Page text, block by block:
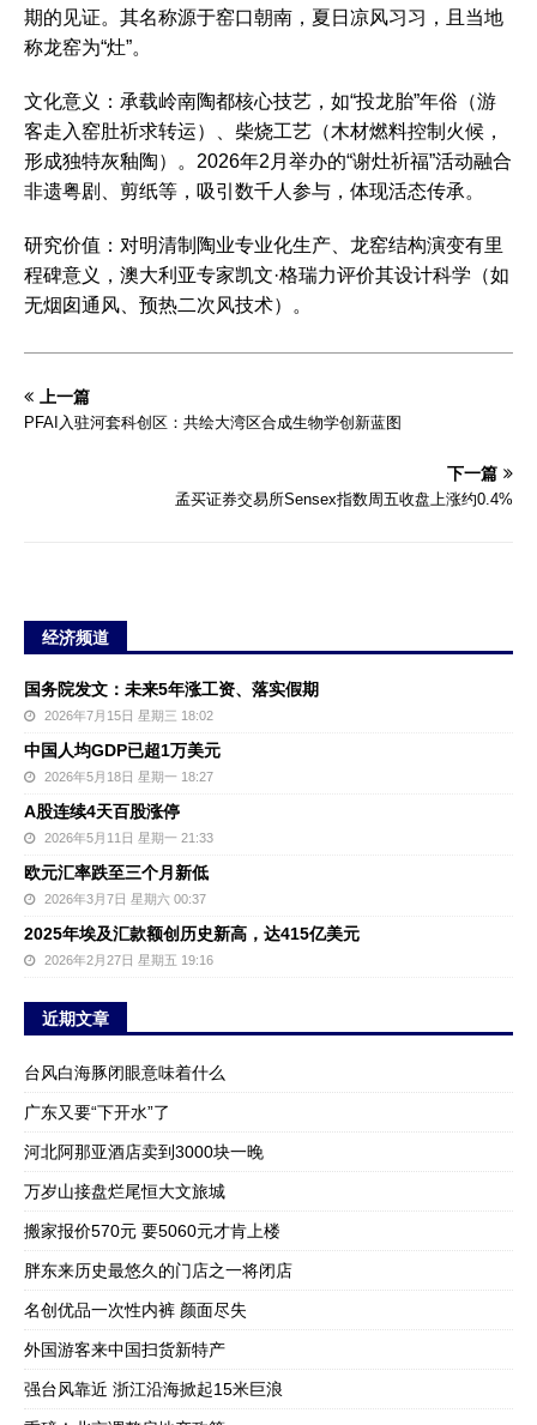
期的见证。其名称源于窑口朝南，夏日凉风习习，且当地
称龙窑为“灶”。‌
文化意义‌：承载岭南陶都核心技艺，如“投龙胎”年俗（游
客走入窑肚祈求转运）、柴烧工艺（木材燃料控制火候，
形成独特灰釉陶）。2026年2月举办的“谢灶祈福”活动融合
非遗粤剧、剪纸等，吸引数千人参与，体现活态传承。‌
研究价值‌：对明清制陶业专业化生产、龙窑结构演变有里
程碑意义，澳大利亚专家凯文·格瑞力评价其设计科学（如
无烟囱通风、预热二次风技术）。‌
上一篇
PFAI入驻河套科创区：共绘大湾区合成生物学创新蓝图
下一篇
孟买证券交易所Sensex指数周五收盘上涨约0.4%
经济频道
国务院发文：未来5年涨工资、落实假期
2026年7月15日 星期三 18:02
中国人均GDP已超1万美元
2026年5月18日 星期一 18:27
A股连续4天百股涨停
2026年5月11日 星期一 21:33
欧元汇率跌至三个月新低
2026年3月7日 星期六 00:37
2025年埃及汇款额创历史新高，达415亿美元
2026年2月27日 星期五 19:16
近期文章
台风白海豚闭眼意味着什么
广东又要“下开水”了
河北阿那亚酒店卖到3000块一晚
万岁山接盘烂尾恒大文旅城
搬家报价570元 要5060元才肯上楼
胖东来历史最悠久的门店之一将闭店
名创优品一次性内裤 颜面尽失
外国游客来中国扫货新特产
强台风靠近 浙江沿海掀起15米巨浪